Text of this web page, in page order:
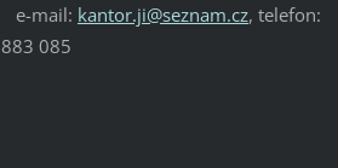
e-mail: kantor.ji@seznam.cz, telefon:
883 085